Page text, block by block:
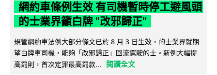
網約車條例生效 有司機暫時停工避風頭
的士業界籲白牌 "改邪歸正"
規管網約車法例大部分條文已於 8 月 3 日生效，的士業界就期
望白牌車司機，能夠「改邪歸正」回流駕駛的士。新例大幅提
高罰則，首次定罪最高罰款...
閱讀全文